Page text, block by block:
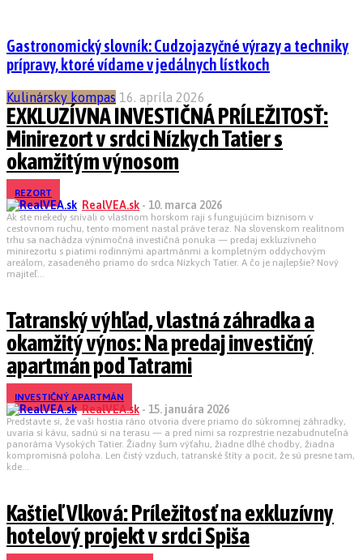
Gastronomický slovník: Cudzojazyčné výrazy a techniky
prípravy, ktoré vídame v jedálnych lístkoch
Kulinársky kompas 16. apríla 2026
EXKLUZÍVNA INVESTIČNÁ PRÍLEŽITOSŤ:
Minirezort v srdci Nízkych Tatier s
okamžitým výnosom
REZORT
RealVEA.sk - 10. marca 2026
Ak ste niekedy snívali o vlastnom horskom raji s fungujúcim biznisom v
cestovnom ruchu, tento moment nastal práve teraz. Na slovenskom realitnom
trhu sa nachádza výnimočná investičná ponuka — predaj exkluzívneho
minirezortu s piatimi rodinnými apartmánmi a kompletným oddychovým
areálom, zasadeného priamo do srdca Nízkych Tatier. A čo je najlepšie? Nový
majiteľ...
Tatranský výhľad, vlastná záhradka a
okamžitý výnos: Na predaj investičný
apartmán pod Tatrami
INVESTIČNÝ APARTMÁN
RealVEA.sk - 15. januára 2026
Predstavte si, že vaši hostia ráno otvoria dvere priamo do súkromnej záhradky,
uvaria si kávu, sadnú si na terasu — a pred nimi sa rozprestrie nezabudnuteľná
panoráma Vysokých Tatier. Žiadny šum výťahu, žiadne dlhé chodby, žiadna
kompromisná poloha. Len čistý vzduch, tatranské štíty a pocit, že sú presne tam,
kde...
Kaštieľ Vlková: Príležitosť na exkluzívny
hotelový projekt v srdci Spiša